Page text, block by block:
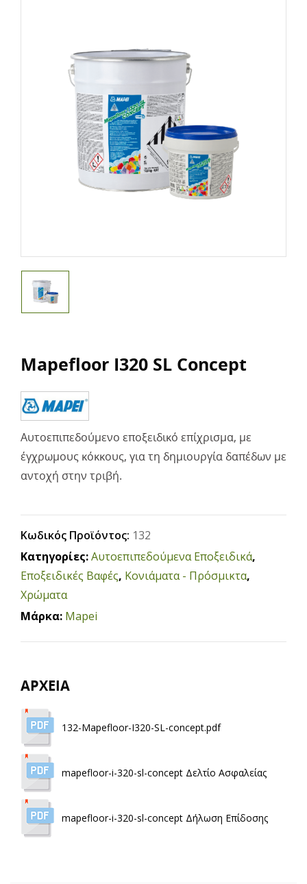
Mapefloor I320 SL Concept
Αυτοεπιπεδούμενο εποξειδικό επίχρισμα, με
έγχρωμους κόκκους, για τη δημιουργία δαπέδων με
αντοχή στην τριβή.
Κωδικός Προϊόντος: 132
Κατηγορίες:Αυτοεπιπεδούμενα Εποξειδικά,
Εποξειδικές Βαφές, Κονιάματα - Πρόσμικτα,
Χρώματα
Μάρκα: Mapei
ΑΡΧΕΙΑ
132-Mapefloor-I320-SL-concept.pdf
mapefloor-i-320-sl-concept Δελτίο Ασφαλείας
mapefloor-i-320-sl-concept Δήλωση Επίδοσης